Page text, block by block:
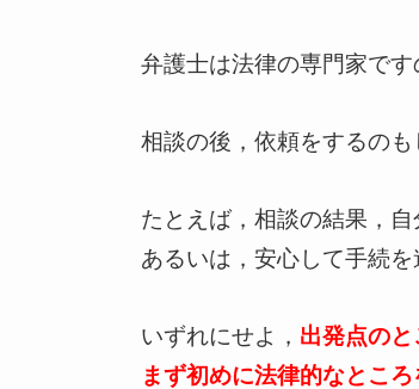
弁護士は法律の専門家で
相談の後，依頼をするのも
たとえば，相談の結果，
あるいは，安心して手続
いずれにせよ， 出発点のと
まず初めに法律的なとこ